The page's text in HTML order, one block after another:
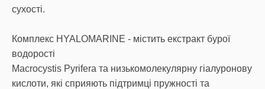
сухості.
Комплекс HYALOMARINE - містить екстракт бурої
водорості
Macrocystis Pyrifera та низькомолекулярну гіалуронову
кислоти, які сприяють підтримці пружності та